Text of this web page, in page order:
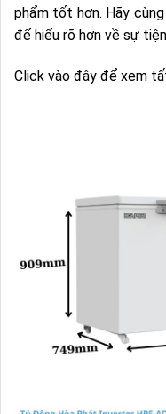
phẩm tốt hơn. Hãy
để hiểu rõ hơn về sự
Click vào đây để xem